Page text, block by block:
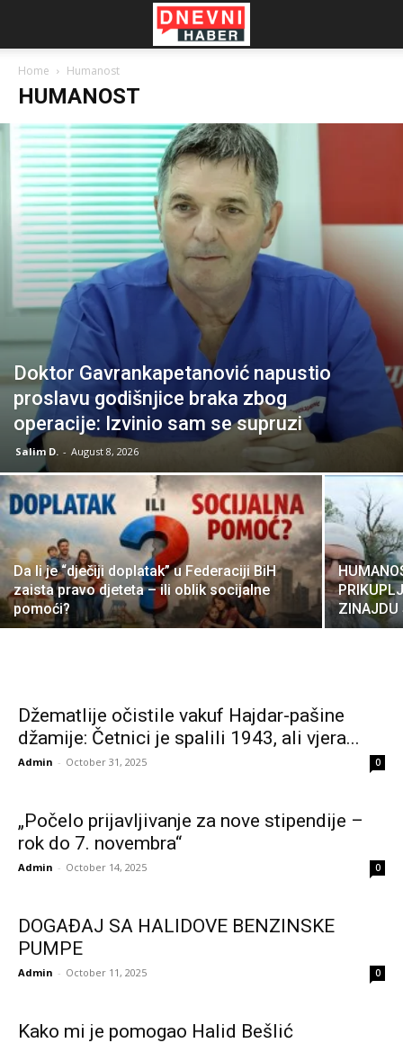
Home Humanost
HUMANOST
Doktor Gavrankapetanović napustio
proslavu godišnjice braka zbog
operacije: Izvinio sam se supruzi
Salim D. - August 8, 2026
Da li je “dječiji doplatak” u Federaciji BiH
zaista pravo djeteta – ili oblik socijalne
pomoći?
ZINAJDU
Džematlije očistile vakuf Hajdar-pašine
džamije: Četnici je spalili 1943, ali vjera...
Admin - October 31, 2025 0
„Počelo prijavljivanje za nove stipendije –
rok do 7. novembra“
Admin - October 14, 2025 0
DOGAĐAJ SA HALIDOVE BENZINSKE
PUMPE
Admin - October 11, 2025 0
Kako mi je pomogao Halid Bešlić